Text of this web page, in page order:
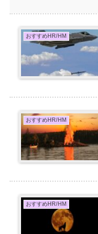
おすすめHR/HM
おすすめHR/HM
おすすめHR/HM